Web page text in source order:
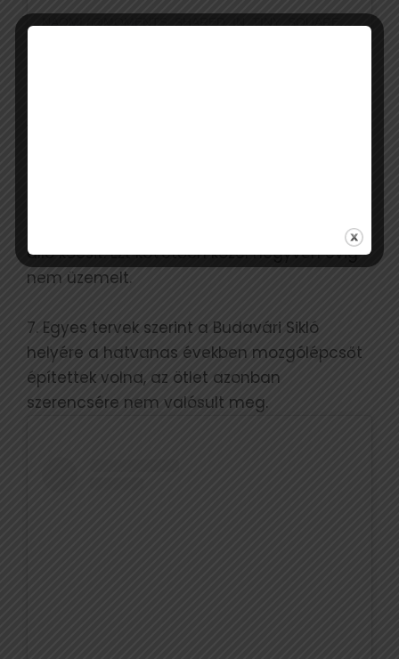
Szent György téren álló épületet és a benne
álló kocsit. Ezt követően közel negyven évig
nem üzemelt.
7. Egyes tervek szerint a Budavári Sikló
helyére a hatvanas években mozgólépcsőt
építettek volna, az ötlet azonban
szerencsére nem valósult meg.